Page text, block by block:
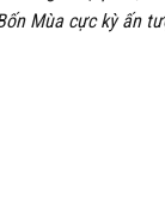
Mùa cực kỳ ấn